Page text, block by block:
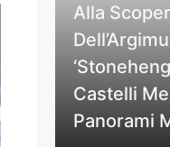
Alla
Castelli
Panorami